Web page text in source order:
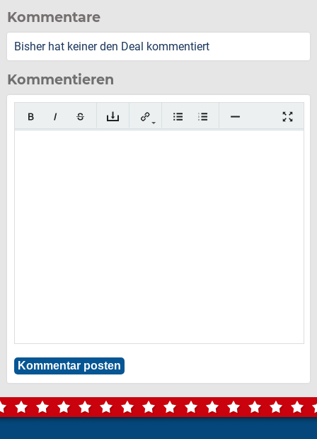
Kommentare
Bisher hat keiner den Deal kommentiert
Kommentieren